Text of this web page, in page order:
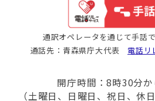
通訳オペレータを通じて手話
通話先：青森県庁大代表 電話リ
開庁時間：8時30分
（土曜日、日曜日、祝日、休